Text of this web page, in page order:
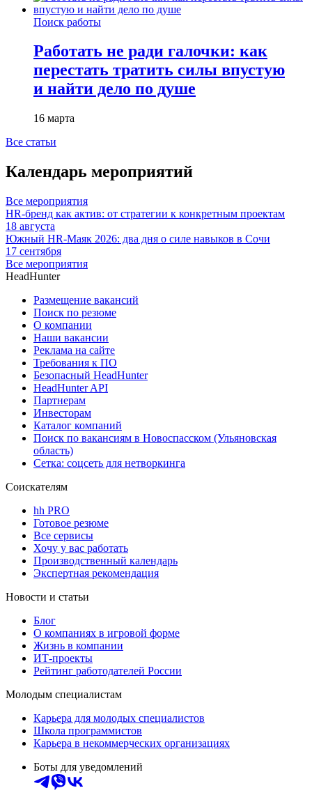
Поиск работы
Работать не ради галочки: как
перестать тратить силы впустую
и найти дело по душе
16 марта
Все статьи
Календарь мероприятий
Все мероприятия
HR-бренд как актив: от стратегии к конкретным проектам
18 августа
Южный HR-Маяк 2026: два дня о силе навыков в Сочи
17 сентября
Все мероприятия
HeadHunter
Размещение вакансий
Поиск по резюме
О компании
Наши вакансии
Реклама на сайте
Требования к ПО
Безопасный HeadHunter
HeadHunter API
Партнерам
Инвесторам
Каталог компаний
Поиск по вакансиям в Новоспасском (Ульяновская
область)
Сетка: соцсеть для нетворкинга
Соискателям
hh PRO
Готовое резюме
Все сервисы
Хочу у вас работать
Производственный календарь
Экспертная рекомендация
Новости и статьи
Блог
О компаниях в игровой форме
Жизнь в компании
ИТ-проекты
Рейтинг работодателей России
Молодым специалистам
Карьера для молодых специалистов
Школа программистов
Карьера в некоммерческих организациях
Боты для уведомлений